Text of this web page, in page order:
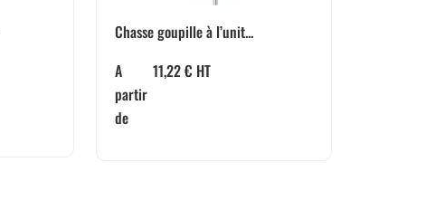
Chasse goupille à l’unit...
A
partir
de
11,22€ HT